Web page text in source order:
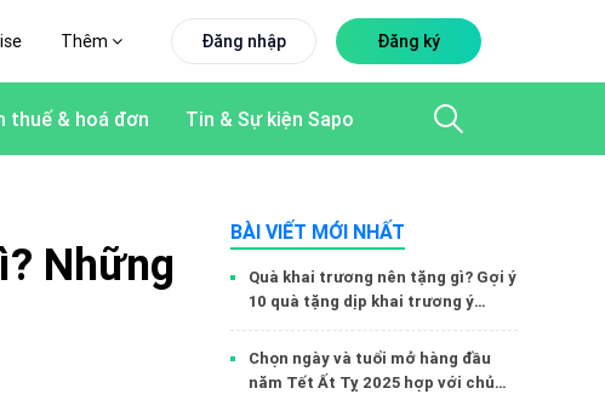
Thêm Đăng nhập Đăng ký
thuế & hoá đơn Tin & Sự kiện Sapo
BÀI VIẾT MỚI NHẤT
Quà khai trương nên tặng gì? Gợi ý
10 quà tặng dịp khai trương ý
nghĩa cho đối tác, bạn bè, người
thân
Chọn ngày và tuổi mở hàng đầu
năm Tết Ất Tỵ 2025 hợp với chủ
Những